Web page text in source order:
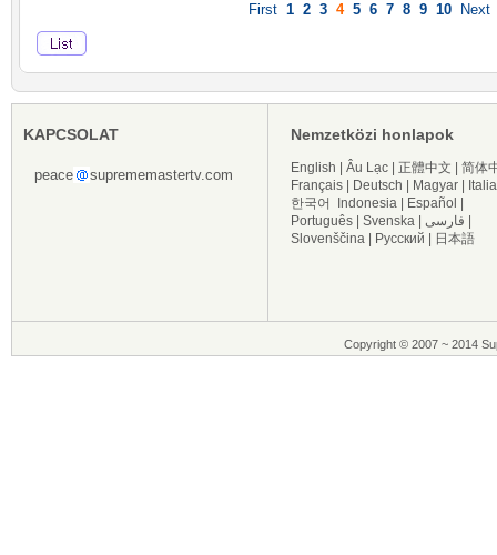
First 1 2 3 4 5 6 7 8 9 10 Next
KAPCSOLAT
peace suprememastertv.com
Nemzetközi honlapok
English Âu Lạc 正體中文
简体
Français
Deutsch Magyar
한국어
Indonesia Español
Português
Svenska فارسی
Slovenščina
Русский 日本語
Copyright © 2007 ~ 2014